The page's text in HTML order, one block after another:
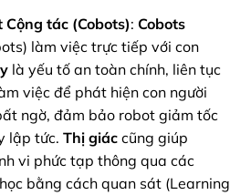
tác (Cobots): Cobots
làm việc trực tiếp với con
là yếu tố an toàn chính, liên tục
việc để phát hiện con người
ngờ, đảm bảo robot giảm tốc
lập tức. Thị giáccũng giúp
vi phức tạp thông qua các
bằng cách quan sát (Learning